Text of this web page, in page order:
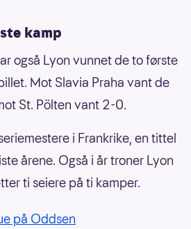
kamp
også Lyon vunnet de to første
Mot Slavia Praha vant de
St. Pölten vant 2-0.
i Frankrike, en tittel
årene. Også i år troner Lyon
ti seiere på ti kamper.
på Oddsen